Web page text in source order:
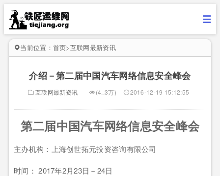
当前位置： 首页>互联网最新资讯
介绍－第二届中国汽车网络信息安全峰会
互联网最新资讯 (4..3万) 2016-12-19 15:12:55
第二届中国汽车网络信息安全峰会
主办机构：上海创世拓元投资咨询有限公司
时间： 2017年2月23日－24日